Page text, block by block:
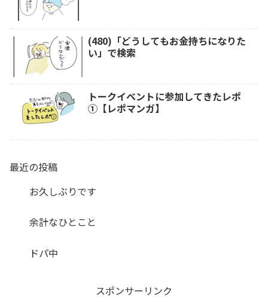
(480)「どうしてもお金持ちになりた
い」で検索
トークイベントに参加してきたレポ
①【レポマンガ】
最近の投稿
お久しぶりです
余計なひとこと
ドパ中
スポンサーリンク